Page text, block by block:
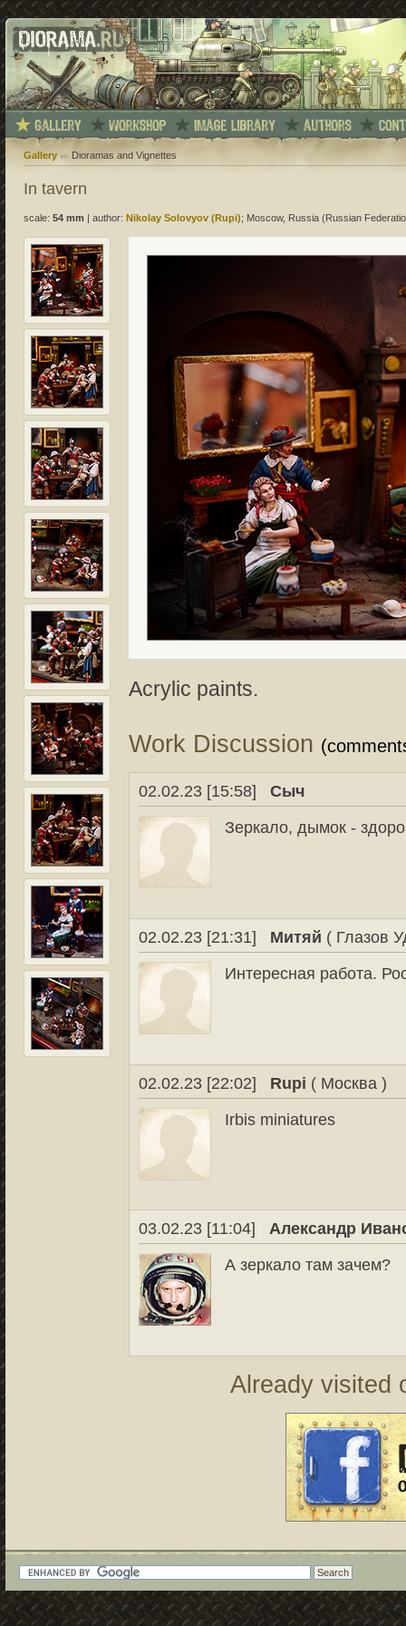
Gallery Dioramas and Vignettes
In tavern
scale: 54 mm author: Nikolay Solovyov (Rupi); Moscow, Russia (Russian
Acrylic paints.
Work Discussion
02.02.23 [15:58]
Сыч
Зеркало, дымок -
02.02.23 [21:31] Митяй ( Глазов
Интересная работа.
02.02.23 [22:02] Rupi ( Москва )
Irbis miniatures
03.02.23 [11:04]
Александр
А зеркало там зачем?
Already visited